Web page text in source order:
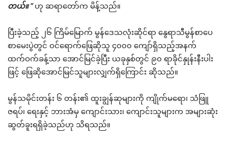
တယ်။ ”ဟု ဆရာတော်က မိန့်သည်။
ပြီးခဲ့သည့် ၂၆ ကြိမ်မြောက် မွန်ဒေသလုံးဆိုင်ရာ နွေရာသီမွန်စာပေ
စာမေးပွဲတွင် ဝင်ရောက်ဖြေဆိုသူ ၄၀၀၀ ကျော်ရှိသည့်အနက်
ထက်ဝက်ခန့်သာ အောင်မြင်ခဲ့ပြီး ယခုနှစ်တွင် ၉၀ ရာခိုင်နှုန်းနီးပါး
ဖြင့် ဖြေဆိုအောင်မြင်သူများလျှက်ရှိကြောင်း ဆိုသည်။
မွန်သမိုင်းတန်း ၆ တန်း၏ ထူးချွန်ဆုများကို ကျိုက်မရော၊ သံဖြူ
ဇရပ်၊ ရေးနှင့် ဘားအံမှ ကျောင်းသား၊ ကျောင်းသူများက အများဆုံး
ဆွတ်ခူးရရှိခဲ့သည်ဟု သိရသည်။